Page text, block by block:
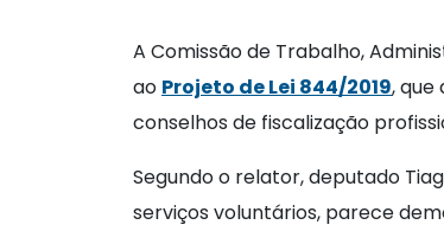
A Comissão de Trabalho,
ao Projeto de Lei 844/2019,
conselhos de fiscalização
Segundo o relator, deputado
serviços voluntários, parece